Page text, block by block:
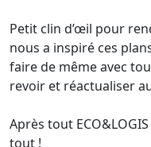
Petit clin d’œil pour
nous a inspiré ces
faire de même avec
revoir et réactualiser
Après tout
tout !